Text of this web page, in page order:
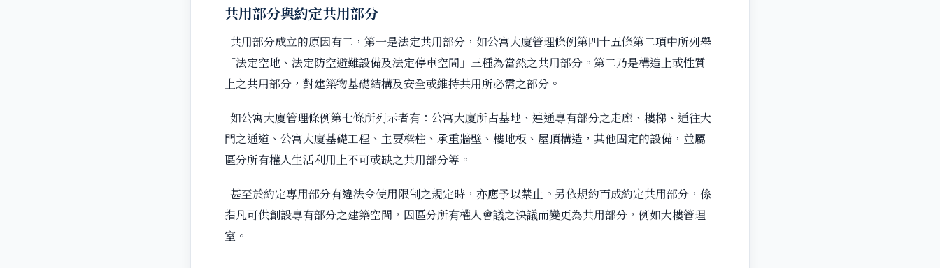
共用部分與約定共用部分
共用部分成立的原因有二，第一是法定共用部分，如公寓大廈管理條例第四十五條第二項中所列舉
「法定空地、法定防空避難設備及法定停車空間」三種為當然之共用部分。第二乃是構造上或性質
上之共用部分，對建築物基礎結構及安全或維持共用所必需之部分。
如公寓大廈管理條例第七條所列示者有：公寓大廈所占基地、連通專有部分之走廊、樓梯、通往大
門之通道、公寓大廈基礎工程、主要樑柱、承重牆壁、樓地板、屋頂構造，其他固定的設備，並屬
區分所有權人生活利用上不可或缺之共用部分等。
甚至於約定專用部分有違法令使用限制之規定時，亦應予以禁止。另依規約而成約定共用部分，係
指凡可供創設專有部分之建築空間，因區分所有權人會議之決議而變更為共用部分，例如大樓管理
室。